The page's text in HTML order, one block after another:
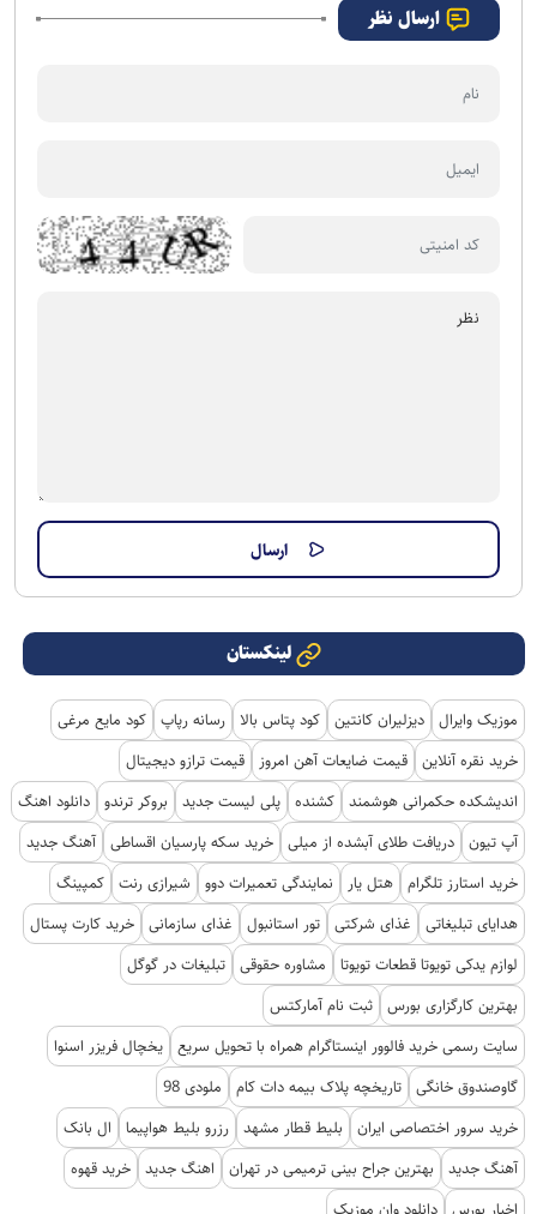
ارسال نظر
لینکستان
موزیک وایرال دیزلیران کانتین کود پتاس بالا رسانه رپاپ کود مایع مرغی
خرید نقره آنلاین قیمت ضایعات آهن امروز
قیمت ترازو دیجیتال
اندیشکده حکمرانی هوشمند کشنده پلی لیست جدید بروکر ترندو دانلود اهنگ
آپ تیون دریافت طلای آبشده از میلی خرید سکه پارسیان اقساطی آهنگ جدید
خرید استارز تلگرام هتل یار نمایندگی تعمیرات دوو شیرازی رنت کمپینگ
هدایای تبلیغاتی
غذای شرکتی تور استانبول غذای سازمانی خرید کارت پستال
لوازم یدکی تویوتا قطعات تویوتا
مشاوره حقوقی تبلیغات در گوگل
بهترین کارگزاری بورس ثبت نام آمارکتس
سایت رسمی خرید فالوور اینستاگرام همراه با تحویل سریع یخچال فریزر اسنوا
گاوصندوق خانگی تاریخچه پلاک بیمه دات کام
ملودی 98
خرید سرور اختصاصی ایران
بلیط قطار مشهد رزرو بلیط هواپیما
ال بانک
آهنگ جدید
بهترین جراح بینی ترمیمی در تهران اهنگ جدید خرید قهوه
اخبار بورس دانلود وان موزیک